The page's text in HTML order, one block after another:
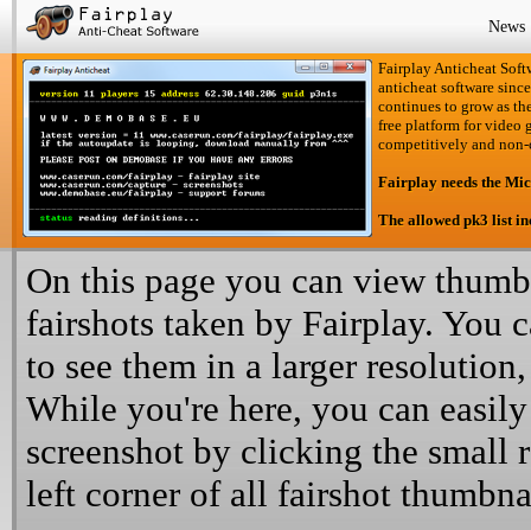
News
Fairplay Anticheat
anticheat software
continues to grow as
free platform for video
competitively and
Fairplay needs the
The allowed pk3 list
On this page you can view
fairshots taken by Fairplay. You
to see them in a larger
While you're here, you can
screenshot by clicking the small
left corner of all fairshot